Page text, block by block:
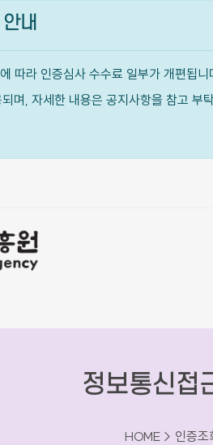
내
따라 인증심사 수수료 일부가 개편됩니
며, 자세한 내용은 공지사항을 참고 부
정보통신접
HOME > 인증조